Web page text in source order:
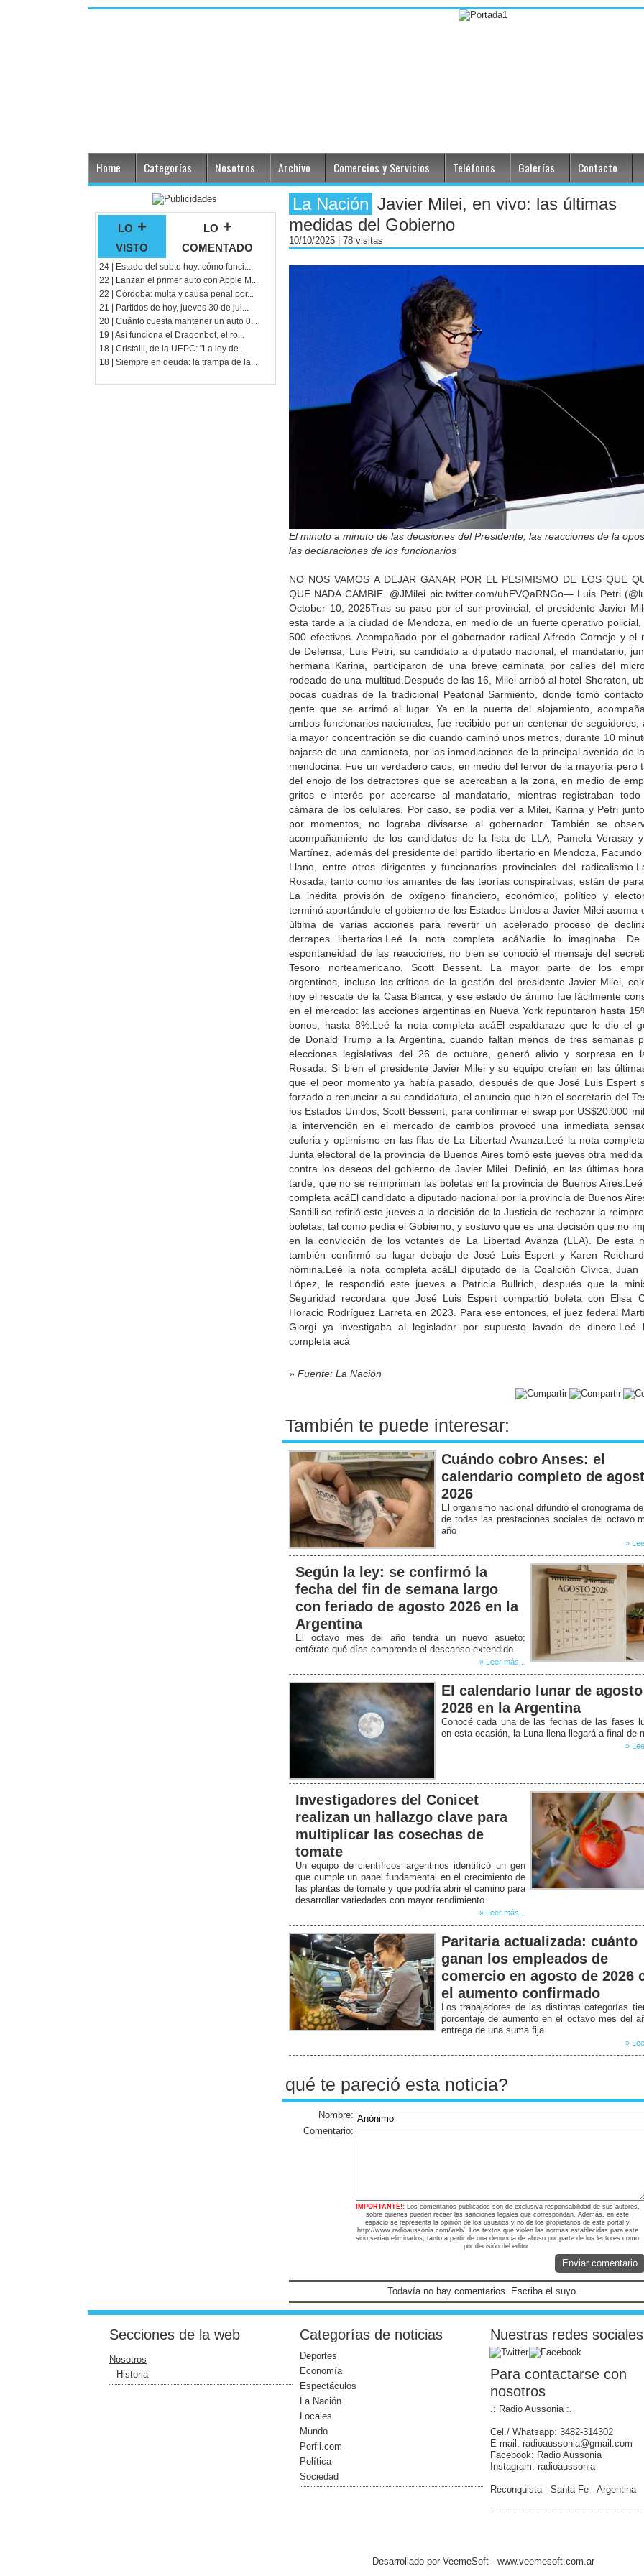
Home Categorías Nosotros Archivo Comercios y Servicios Teléfonos Galerías Contacto
lo +
visto
lo +
comentado
24 | Estado del subte hoy: cómo funci...
22 | Lanzan el primer auto con Apple M...
22 | Córdoba: multa y causa penal por...
21 | Partidos de hoy, jueves 30 de jul...
20 | Cuánto cuesta mantener un auto 0...
19 | Así funciona el Dragonbot, el ro...
18 | Cristalli, de la UEPC: "La ley de...
18 | Siempre en deuda: la trampa de la...
La Nación Javier Milei, en vivo: las últimas
medidas del Gobierno
10/10/2025 | 78 visitas
El minuto a minuto de las decisiones del Presidente, las reacciones de la
las declaraciones de los funcionarios
NO NOS VAMOS A DEJAR GANAR POR EL PESIMISMO DE LOS QUE
QUE NADA CAMBIE. @JMilei pic.twitter.com/uhEVQaRNGo— Luis Petri
October 10, 2025Tras su paso por el sur provincial, el presidente Javier
esta tarde a la ciudad de Mendoza, en medio de un fuerte operativo policial,
500 efectivos. Acompañado por el gobernador radical Alfredo Cornejo y el
de Defensa, Luis Petri, su candidato a diputado nacional, el mandatario,
hermana Karina, participaron de una breve caminata por calles del
rodeado de una multitud.Después de las 16, Milei arribó al hotel Sheraton,
pocas cuadras de la tradicional Peatonal Sarmiento, donde tomó
gente que se arrimó al lugar. Ya en la puerta del alojamiento,
ambos funcionarios nacionales, fue recibido por un centenar de seguidores,
la mayor concentración se dio cuando caminó unos metros, durante 10
bajarse de una camioneta, por las inmediaciones de la principal avenida de
mendocina. Fue un verdadero caos, en medio del fervor de la mayoría pero
del enojo de los detractores que se acercaban a la zona, en medio de
gritos e interés por acercarse al mandatario, mientras registraban
cámara de los celulares. Por caso, se podía ver a Milei, Karina y Petri
por momentos, no lograba divisarse al gobernador. También se
acompañamiento de los candidatos de la lista de LLA, Pamela Verasay
Martínez, además del presidente del partido libertario en Mendoza,
Llano, entre otros dirigentes y funcionarios provinciales del
Rosada, tanto como los amantes de las teorías conspirativas, están de
La inédita provisión de oxígeno financiero, económico, político y
terminó aportándole el gobierno de los Estados Unidos a Javier Milei asoma
última de varias acciones para revertir un acelerado proceso de
derrapes libertarios.Leé la nota completa acáNadie lo imaginaba.
espontaneidad de las reacciones, no bien se conoció el mensaje del
Tesoro norteamericano, Scott Bessent. La mayor parte de los
argentinos, incluso los críticos de la gestión del presidente Javier Milei,
hoy el rescate de la Casa Blanca, y ese estado de ánimo fue fácilmente
en el mercado: las acciones argentinas en Nueva York repuntaron hasta
bonos, hasta 8%.Leé la nota completa acáEl espaldarazo que le dio el
de Donald Trump a la Argentina, cuando faltan menos de tres semanas
elecciones legislativas del 26 de octubre, generó alivio y sorpresa en
Rosada. Si bien el presidente Javier Milei y su equipo creían en las
que el peor momento ya había pasado, después de que José Luis Espert
forzado a renunciar a su candidatura, el anuncio que hizo el secretario del
los Estados Unidos, Scott Bessent, para confirmar el swap por US$20.000
la intervención en el mercado de cambios provocó una inmediata
euforia y optimismo en las filas de La Libertad Avanza.Leé la nota
Junta electoral de la provincia de Buenos Aires tomó este jueves otra
contra los deseos del gobierno de Javier Milei. Definió, en las últimas
tarde, que no se reimpriman las boletas en la provincia de Buenos
completa acáEl candidato a diputado nacional por la provincia de Buenos
Santilli se refirió este jueves a la decisión de la Justicia de rechazar la
boletas, tal como pedía el Gobierno, y sostuvo que es una decisión que no
en la convicción de los votantes de La Libertad Avanza (LLA). De esta
también confirmó su lugar debajo de José Luis Espert y Karen
nómina.Leé la nota completa acáEl diputado de la Coalición Cívica, Juan
López, le respondió este jueves a Patricia Bullrich, después que la
Seguridad recordara que José Luis Espert compartió boleta con Elisa
Horacio Rodríguez Larreta en 2023. Para ese entonces, el juez federal
Giorgi ya investigaba al legislador por supuesto lavado de dinero.Leé
completa acá
» Fuente: La Nación
También te puede interesar:
Cuándo cobro Anses: el
calendario completo de
2026
El organismo nacional difundió el cronograma
de todas las prestaciones sociales del octavo
año
»
Según la ley: se confirmó la
fecha del fin de semana largo
con feriado de agosto 2026 en la
Argentina
El octavo mes del año tendrá un nuevo asueto;
entérate qué días comprende el descanso extendido
» Leer más...
El calendario lunar de agosto
2026 en la Argentina
Conocé cada una de las fechas de las fases
en esta ocasión, la Luna llena llegará a final de
»
Investigadores del Conicet
realizan un hallazgo clave para
multiplicar las cosechas de
tomate
Un equipo de científicos argentinos identificó un gen
que cumple un papel fundamental en el crecimiento de
las plantas de tomate y que podría abrir el camino para
desarrollar variedades con mayor rendimiento
» Leer más...
Paritaria actualizada: cuánto
ganan los empleados de
comercio en agosto de 2026
el aumento confirmado
Los trabajadores de las distintas categorías
porcentaje de aumento en el octavo mes del
entrega de una suma fija
»
qué te pareció esta noticia?
Nombre:
Comentario:
IMPORTANTE!: Los comentarios publicados son de exclusiva responsabilidad de sus autores,
sobre quienes pueden recaer las sanciones legales que correspondan. Además, en este
espacio se representa la opinión de los usuarios y no de los propietarios de este portal y
http://www.radioaussonia.com/web/. Los textos que violen las normas establecidas para este
sitio serían eliminados, tanto a partir de una denuncia de abuso por parte de los lectores como
por decisión del editor.
Enviar comentario
Todavía no hay comentarios. Escriba el suyo.
Secciones de la web
Nosotros
Historia
Categorías de noticias
Deportes
Economía
Espectáculos
La Nación
Locales
Mundo
Perfil.com
Política
Sociedad
Nuestras redes sociales
Para contactarse con
nosotros
.: Radio Aussonia :.
Cel./ Whatsapp: 3482-314302
E-mail: radioaussonia@gmail.com
Facebook: Radio Aussonia
Instagram: radioaussonia
Reconquista - Santa Fe - Argentina
Desarrollado por VeemeSoft - www.veemesoft.com.ar